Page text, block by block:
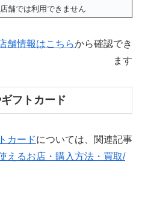
舗では利用できません
舗情報はこちらから確認でき
ます
フトカード
カードについては、関連記事
えるお店・購入方法・買取/